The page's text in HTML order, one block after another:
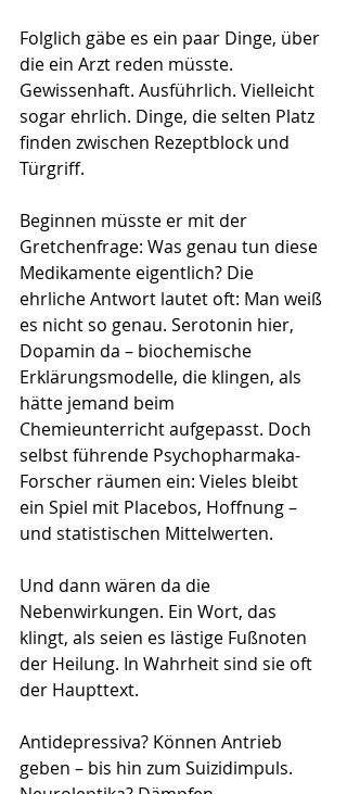
Folglich gäbe es ein paar Dinge, über
die ein Arzt reden müsste.
Gewissenhaft. Ausführlich. Vielleicht
sogar ehrlich. Dinge, die selten Platz
finden zwischen Rezeptblock und
Türgriff.
Beginnen müsste er mit der
Gretchenfrage: Was genau tun diese
Medikamente eigentlich? Die
ehrliche Antwort lautet oft: Man weiß
es nicht so genau. Serotonin hier,
Dopamin da – biochemische
Erklärungsmodelle, die klingen, als
hätte jemand beim
Chemieunterricht aufgepasst. Doch
selbst führende Psychopharmaka-
Forscher räumen ein: Vieles bleibt
ein Spiel mit Placebos, Hoffnung –
und statistischen Mittelwerten.
Und dann wären da die
Nebenwirkungen. Ein Wort, das
klingt, als seien es lästige Fußnoten
der Heilung. In Wahrheit sind sie oft
der Haupttext.
Antidepressiva? Können Antrieb
geben – bis hin zum Suizidimpuls.